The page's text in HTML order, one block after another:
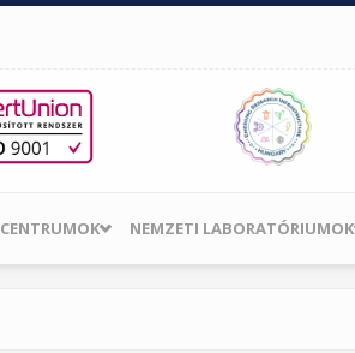
CENTRUMOK NEMZETI LABORATÓRIUMOK